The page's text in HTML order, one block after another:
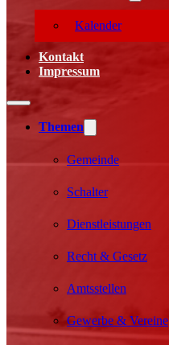
Kalender
Kontakt
Impressum
Themen
Gemeinde
Schalter
Dienstleistungen
Recht & Gesetz
Amtsstellen
Gewerbe & Vereine